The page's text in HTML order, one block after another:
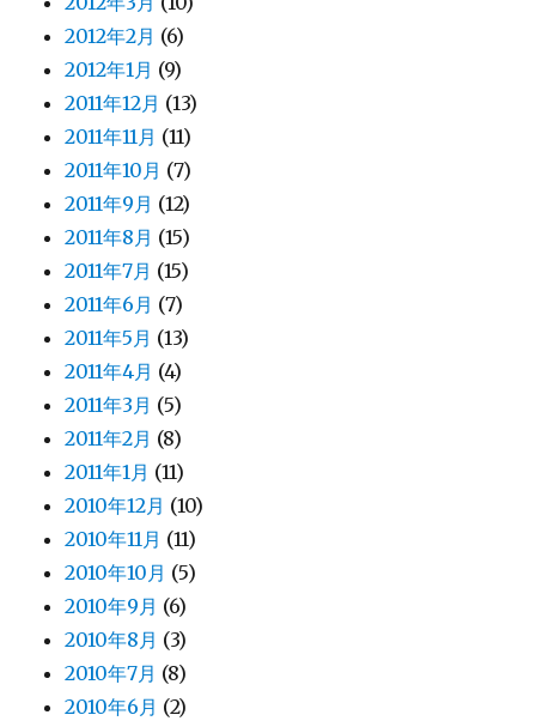
2012年2月 (6)
2012年1月 (9)
2011年12月 (13)
2011年11月 (11)
2011年10月 (7)
2011年9月 (12)
2011年8月 (15)
2011年7月 (15)
2011年6月 (7)
2011年5月 (13)
2011年4月 (4)
2011年3月 (5)
2011年2月 (8)
2011年1月 (11)
2010年12月 (10)
2010年11月 (11)
2010年10月 (5)
2010年9月 (6)
2010年8月 (3)
2010年7月 (8)
2010年6月 (2)